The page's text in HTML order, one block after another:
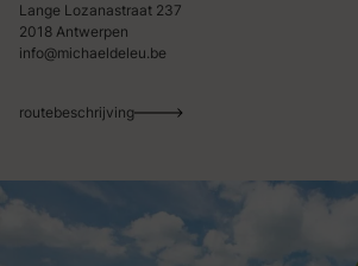
Lange Lozanastraat 237
2018 Antwerpen
info@michaeldeleu.be
routebeschrijving